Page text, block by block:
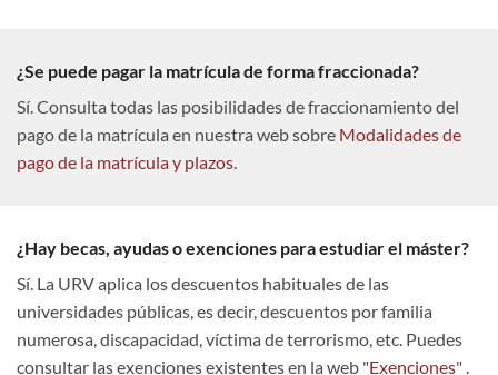
¿Se puede pagar la matrícula de forma fraccionada?
Sí. Consulta todas las posibilidades de fraccionamiento del
pago de la matrícula en nuestra web sobre Modalidades de
pago de la matrícula y plazos.
¿Hay becas, ayudas o exenciones para estudiar el máster?
Sí. La URV aplica los descuentos habituales de las
universidades públicas, es decir, descuentos por familia
numerosa, discapacidad, víctima de terrorismo, etc. Puedes
consultar las exenciones existentes en la web "Exenciones" .